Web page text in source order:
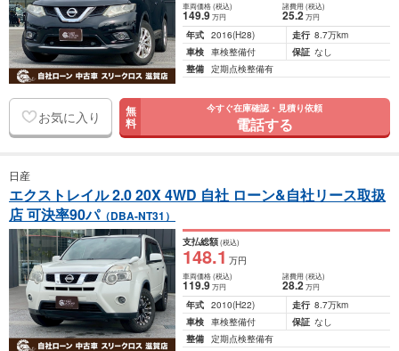
車両価格(税込)
149.9万円
諸費用 (税込)
25.2 万円
年式 2016(H28) 走行 8.7万km
車検 車検整備付 保証 なし
整備 定期点検整備有
お気に入り 無
料
今すぐ在庫確認・見積り依頼
電話する
日産
エクストレイル 2.0 20X 4WD 自社 ローン&自社リース取扱
店 可決率90パ（DBA-NT31）
支払総額(税込)
148.1 万円
車両価格(税込)
119.9万円
諸費用 (税込)
28.2 万円
年式 2010(H22) 走行 8.7万km
車検 車検整備付 保証 なし
整備 定期点検整備有